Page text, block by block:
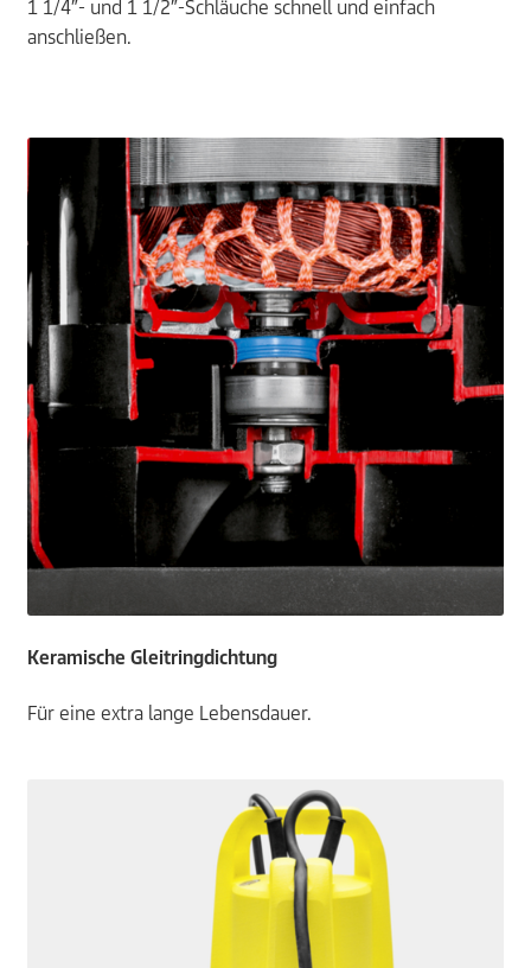
1 1/4″- und 1 1/2″-Schläuche schnell und einfach
anschließen.
Keramische Gleitringdichtung
Für eine extra lange Lebensdauer.